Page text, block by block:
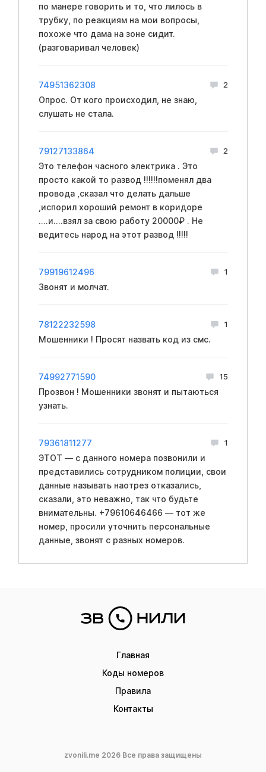
по манере говорить и то, что лилось в
трубку, по реакциям на мои вопросы,
похоже что дама на зоне сидит.
(разговаривал человек)
74951362308 2
Опрос. От кого происходил, не знаю,
слушать не стала.
79127133864 2
Это телефон часного электрика . Это
просто какой то развод !!!!!!поменял два
провода ,сказал что делать дальше
,испорил хороший ремонт в коридоре
....и....взял за свою работу 20000₽ . Не
ведитесь народ на этот развод !!!!!
79919612496 1
Звонят и молчат.
78122232598 1
Мошенники ! Просят назвать код из смс.
74992771590 15
Прозвон ! Мошенники звонят и пытаються
узнать.
79361811277 1
ЭТОТ — с данного номера позвонили и
представились сотрудником полиции, свои
данные называть наотрез отказались,
сказали, это неважно, так что будьте
внимательны. +79610646466 — тот же
номер, просили уточнить персональные
данные, звонят с разных номеров.
Главная
Коды номеров
Правила
Контакты
zvonili.me 2026 Все права защищены